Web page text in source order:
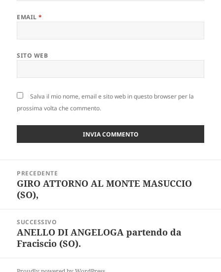
EMAIL*
SITO WEB
Salva il mio nome, email e sito web in questo browser per la
prossima volta che commento.
articoliPRECEDENTE
Articolo
precedente:
GIRO ATTORNO AL MONTE MASUCCIO
(SO),
SUCCESSIVO
Articolo
successivo:
ANELLO DI ANGELOGA partendo da
Fraciscio (SO).